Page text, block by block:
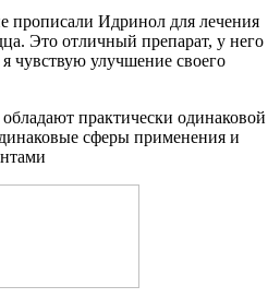
прописали Идринол для лечения
Это отличный препарат, у него
чувствую улучшение своего